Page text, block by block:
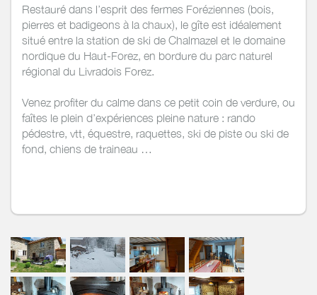
Restauré dans l’esprit des fermes Foréziennes (bois,
pierres et badigeons à la chaux), le gîte est idéalement
situé entre la station de ski de Chalmazel et le domaine
nordique du Haut-Forez, en bordure du parc naturel
régional du Livradois Forez.
Venez profiter du calme dans ce petit coin de verdure, ou
faîtes le plein d’expériences pleine nature : rando
pédestre, vtt, équestre, raquettes, ski de piste ou ski de
fond, chiens de traineau …